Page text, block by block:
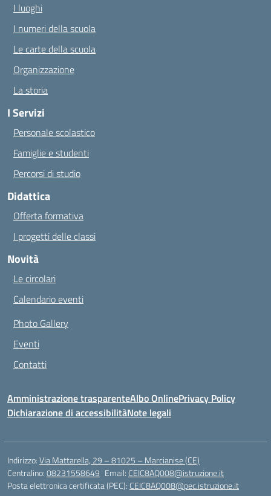
I luoghi
I numeri della scuola
Le carte della scuola
Organizzazione
La storia
I Servizi
Personale scolastico
Famiglie e studenti
Percorsi di studio
Didattica
Offerta formativa
I progetti delle classi
Novità
Le circolari
Calendario eventi
Photo Gallery
Eventi
Contatti
Amministrazione trasparenteAlbo OnlinePrivacy Policy
Dichiarazione di accessibilitàNote legali
Indirizzo:Via Mattarella, 29 – 81025 – Marcianise (CE)
Centralino:08231558649 Email: CEIC8AQ008@istruzione.it
Posta elettronica certificata (PEC): CEIC8AQ008@pec.istruzione.it